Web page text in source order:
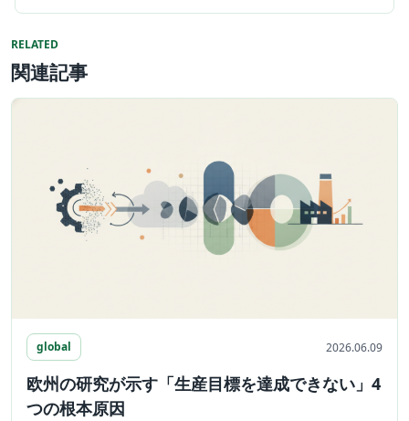
RELATED
関連記事
global 2026.06.09
欧州の研究が示す「生産目標を達成できない」4
つの根本原因